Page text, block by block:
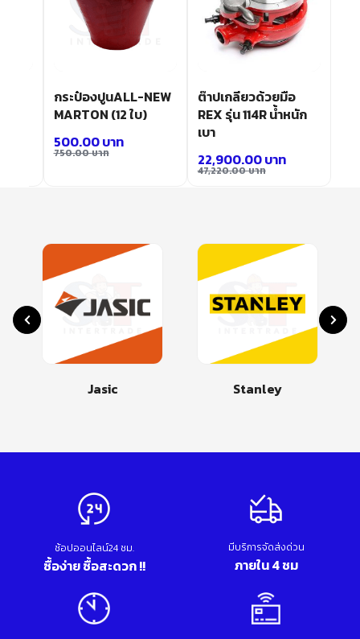
กระป๋องปูนALL-NEW
MARTON (12 ใบ)
750.00บาท
500.00บาท
ต๊าปเกลียวด้วยมือ
REX รุ่น 114R น้ำหนัก
เบา
47,220.00บาท
22,900.00บาท
Jasic Stanley
ช้อปออนไลน์24 ชม.
ซื้อง่าย ซื้อสะดวก !!
มีบริการจัดส่งด่วน
ภายใน 4 ชม